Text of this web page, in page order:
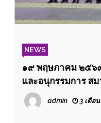
NEWS
๑๙ พฤษภาคม ๒๕๖
และอนุกรรมการ ส
แห่งประเทศไทย ใ
เทปถวายพระพรสม
admin 3 เดือ